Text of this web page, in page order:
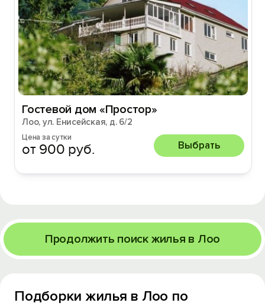
Гостевой дом «Простор»
Лоо, ул. Енисейская, д. 6/2
Цена за сутки
от 900 руб. Выбрать
Продолжить поиск жилья в Лоо
Подборки жилья в Лоо по